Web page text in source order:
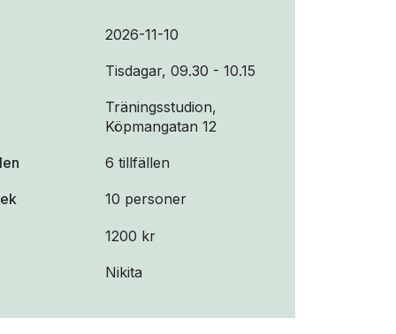
2026-11-10
Tisdagar, 09.30 - 10.15
Träningsstudion,
Köpmangatan 12
6 tillfällen
10 personer
1200 kr
Nikita